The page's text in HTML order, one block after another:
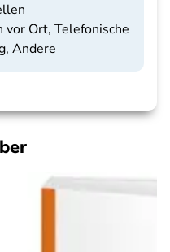
vor Ort, Telefonische
Andere